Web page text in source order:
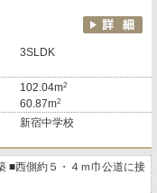
3SLDK
102.04m2
60.87m2
新宿中学校
■西側約５・４ｍ巾公道に接